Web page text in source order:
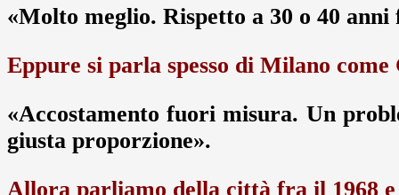
«Molto meglio. Rispetto a 30 o 40
Eppure si parla spesso di Milano
«Accostamento fuori misura. Un
giusta proporzione».
Allora parliamo della città fra il 1968 e